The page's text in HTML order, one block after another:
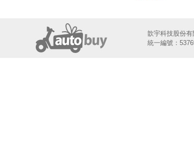
歆宇科技股份
統一編號：